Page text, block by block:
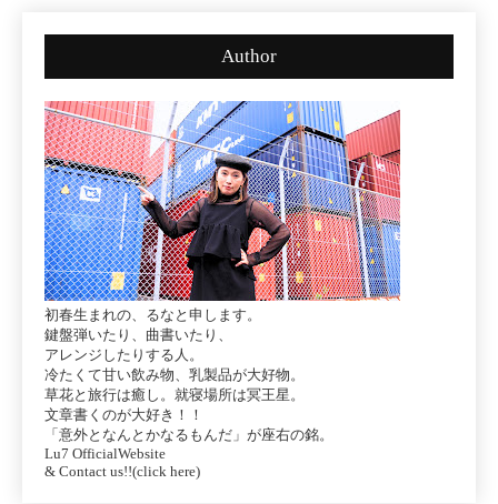
Author
初春生まれの、るなと申します。
鍵盤弾いたり、曲書いたり、
アレンジしたりする人。
冷たくて甘い飲み物、乳製品が大好物。
草花と旅行は癒し。就寝場所は冥王星。
文章書くのが大好き！！
「意外となんとかなるもんだ」が座右の銘。
Lu7 OfficialWebsite
& Contact us!!(click here)